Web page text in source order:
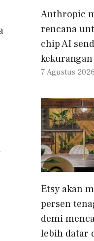
Anthropic
rencana
chip AI
7 Agustus 2026
Etsy akan
persen
demi
lebih datar